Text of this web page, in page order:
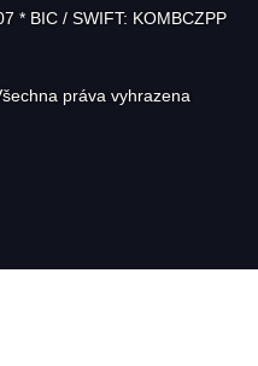
* BIC / SWIFT: KOMBCZPP
práva vyhrazena